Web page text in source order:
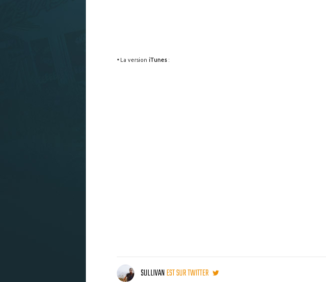
•La version iTunes:
SULLIVANEST SUR TWITTER